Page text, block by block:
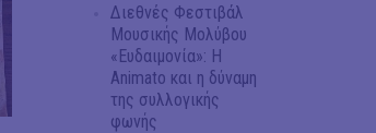
Διεθνές Φεστιβάλ
Μουσικής Μολύβου
«Ευδαιμονία»: Η
Animato και η δύναμη
της συλλογικής
φωνής